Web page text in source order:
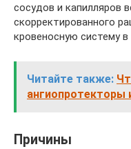
сосудов и капилляров
скорректированного
кровеносную систему в
Читайте также:
ангиопротекторы
Причины